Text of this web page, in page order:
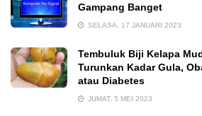
Gampang Banget
SELASA, 17 JANUARI 2023
Tembuluk Biji Kelapa
Turunkan Kadar Gula,
atau Diabetes
JUMAT, 5 MEI 2023